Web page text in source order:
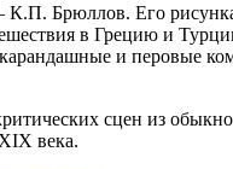
Брюллов. Его
в Грецию и
и перовые
сцен из
века.